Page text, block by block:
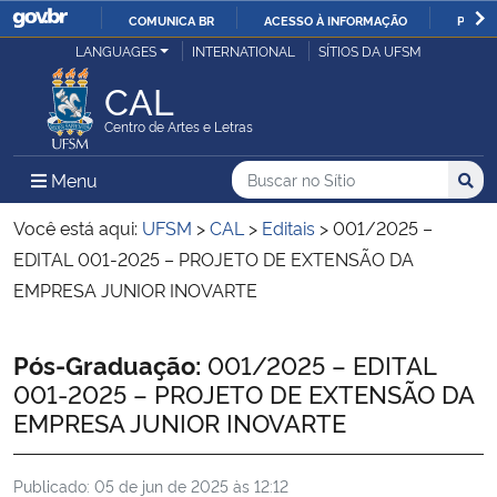
IR
COMUNICA BR ACESSO À INFORMAÇÃO
Ministério da Justiça e Segurança Pública
Ministério da Defesa
Ministério das Relações Exteriores
Ministério da Economia
Ministério da Agricultura, Pecuária e Abastecimento
Ministério da Educação
LANGUAGES INTERNATIONAL SÍTIOS DA UFSM
CAL
Centro de Artes e Letras
Menu Menu Principal do Sítio
Busca
Buscar no no Sítio
Busca:
Você está aqui: UFSM >CAL > Editais >001/2025 –
EDITAL 001-2025 – PROJETO DE EXTENSÃO DA
EMPRESA JUNIOR INOVARTE
Início do conteúdo
Pós-Graduação: 001/2025 – EDITAL
001-2025 – PROJETO DE EXTENSÃO DA
EMPRESA JUNIOR INOVARTE
Publicado: 05 de jun de 2025 às 12:12